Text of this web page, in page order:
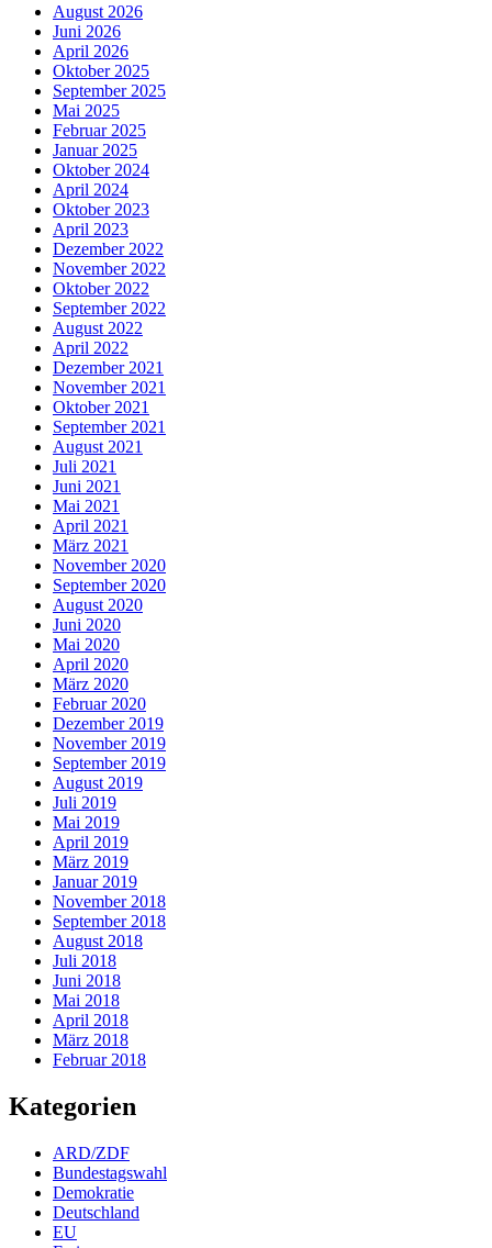
August 2026
Juni 2026
April 2026
Oktober 2025
September 2025
Mai 2025
Februar 2025
Januar 2025
Oktober 2024
April 2024
Oktober 2023
April 2023
Dezember 2022
November 2022
Oktober 2022
September 2022
August 2022
April 2022
Dezember 2021
November 2021
Oktober 2021
September 2021
August 2021
Juli 2021
Juni 2021
Mai 2021
April 2021
März 2021
November 2020
September 2020
August 2020
Juni 2020
Mai 2020
April 2020
März 2020
Februar 2020
Dezember 2019
November 2019
September 2019
August 2019
Juli 2019
Mai 2019
April 2019
März 2019
Januar 2019
November 2018
September 2018
August 2018
Juli 2018
Juni 2018
Mai 2018
April 2018
März 2018
Februar 2018
Kategorien
ARD/ZDF
Bundestagswahl
Demokratie
Deutschland
EU